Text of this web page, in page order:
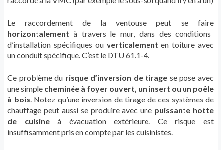
Le raccordement de la ventouse peut se faire
horizontalement à travers le mur, dans des conditions
d’installation spécifiques ou verticalementen toiture avec
un conduit spécifique. C’est le DTU 61.1-4.
Ce problème du risque d’inversion de tirage se pose avec
une simple cheminée à foyer ouvert, un insert ou un poêle
à bois. Notez qu’une inversion de tirage de ces systèmes de
chauffage peut aussi se produire avec une puissante hotte
de cuisineà évacuation extérieure. Ce risque est
insuffisamment pris en compte par les cuisinistes.